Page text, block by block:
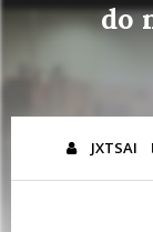
do
JXTSAI